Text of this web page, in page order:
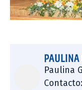
PAULINA
Paulina